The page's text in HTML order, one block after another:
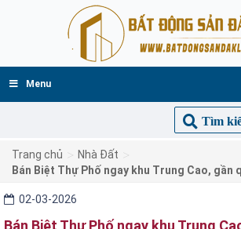
Menu
Tìm
Trang chủ Nhà Đất
Bán Biệt Thự Phố ngay khu Trung Cao, gần
02-03-2026
Bán Biệt Thự Phố ngay khu Trung